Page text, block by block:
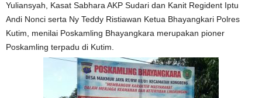
Yuliansyah, Kasat Sabhara AKP Sudari dan Kanit Regident Iptu
Andi Nonci serta Ny Teddy Ristiawan Ketua Bhayangkari Polres
Kutim, menilai Poskamling Bhayangkara merupakan pioner
Poskamling terpadu di Kutim.